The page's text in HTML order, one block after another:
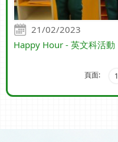
21/02/2023
Happy Hour - 英文科活動
頁面: 1